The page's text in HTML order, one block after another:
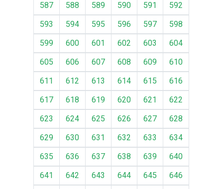
587
588 589 590 591
592
593
594 595 596 597
598
599
600 601 602 603
604
605
606 607 608 609
610
611
612 613 614 615
616
617
618 619 620 621
622
623
624 625 626 627
628
629
630 631 632 633
634
635
636 637 638 639
640
641
642 643 644 645
646